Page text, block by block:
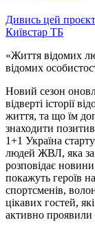
Дивись цей проєкт
Київстар ТБ
«Життя відомих
відомих
Новий сезон
відверті історії
життя, та що їм
знаходити
1+1 Україна
людей ЖВЛ, яка
розповідає
покажуть героїв
спортсменів,
цікавих гостей,
активно